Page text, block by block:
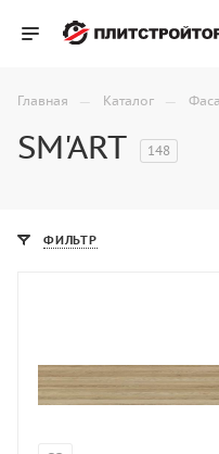
Главная — Каталог —
SM'ART 148
ФИЛЬТР